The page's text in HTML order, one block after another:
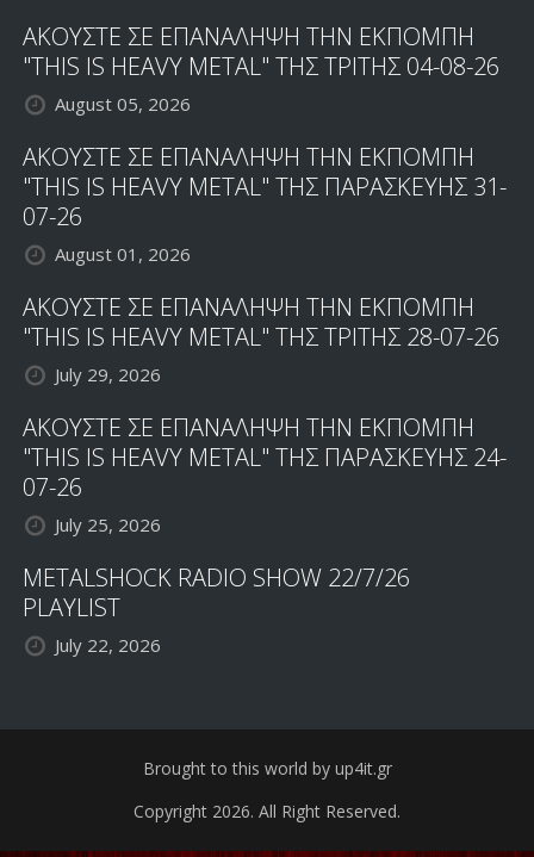
ΑΚΟΥΣΤΕ ΣΕ ΕΠΑΝΑΛΗΨΗ ΤΗΝ ΕΚΠΟΜΠΗ
"THIS IS HEAVY METAL" ΤΗΣ ΤΡΙΤΗΣ 04-08-26
August 05, 2026
ΑΚΟΥΣΤΕ ΣΕ ΕΠΑΝΑΛΗΨΗ ΤΗΝ ΕΚΠΟΜΠΗ
"THIS IS HEAVY METAL" ΤΗΣ ΠΑΡΑΣΚΕΥΗΣ 31-
07-26
August 01, 2026
ΑΚΟΥΣΤΕ ΣΕ ΕΠΑΝΑΛΗΨΗ ΤΗΝ ΕΚΠΟΜΠΗ
"THIS IS HEAVY METAL" ΤΗΣ ΤΡΙΤΗΣ 28-07-26
July 29, 2026
ΑΚΟΥΣΤΕ ΣΕ ΕΠΑΝΑΛΗΨΗ ΤΗΝ ΕΚΠΟΜΠΗ
"THIS IS HEAVY METAL" ΤΗΣ ΠΑΡΑΣΚΕΥΗΣ 24-
07-26
July 25, 2026
METALSHOCK RADIO SHOW 22/7/26
PLAYLIST
July 22, 2026
Brought to this world by up4it.gr
Copyright 2026. All Right Reserved.